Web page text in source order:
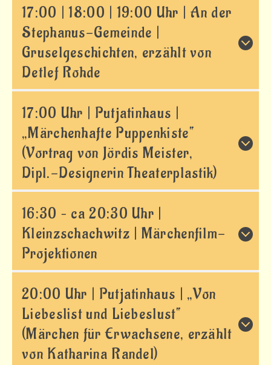
17:00 | 18:00 | 19:00 Uhr | An der
Stephanus-Gemeinde |
Gruselgeschichten, erzählt von
Detlef Rohde
17:00 Uhr | Putjatinhaus |
„Märchenhafte Puppenkiste“
(Vortrag von Jördis Meister,
Dipl.-Designerin Theaterplastik)
16:30 – ca 20:30 Uhr |
Kleinzschachwitz | Märchenfilm-
Projektionen
20:00 Uhr | Putjatinhaus | „Von
Liebeslist und Liebeslust“
(Märchen für Erwachsene, erzählt
von Katharina Randel)